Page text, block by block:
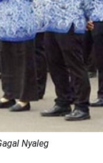
Nyaleg